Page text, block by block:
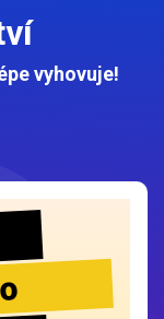
vyhovuje!